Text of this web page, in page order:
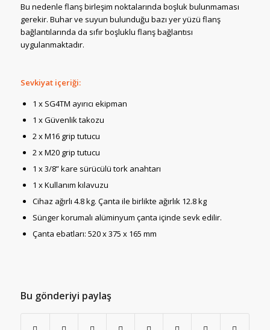
Bu nedenle flanş birleşim noktalarında boşluk bulunmaması
gerekir. Buhar ve suyun bulunduğu bazı yer yüzü flanş
bağlantılarında da sıfır boşluklu flanş bağlantısı
uygulanmaktadır.
Sevkiyat içeriği:
1 x SG4TM ayırıcı ekipman
1 x Güvenlik takozu
2 x M16 grip tutucu
2 x M20 grip tutucu
1 x 3/8” kare sürücülü tork anahtarı
1 x Kullanım kılavuzu
Cihaz ağırlı 4.8 kg. Çanta ile birlikte ağırlık 12.8 kg
Sünger korumalı alüminyum çanta içinde sevk edilir.
Çanta ebatları: 520 x 375 x 165 mm
Bu gönderiyi paylaş